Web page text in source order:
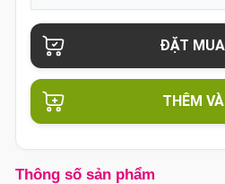
MãSGMEtrị giá120.000₫
Bao cao su Sagami Xtreme
chiếc Nhật Bản
MãBSX60trị giá130.000₫
THÊM
Thông số sản phẩm